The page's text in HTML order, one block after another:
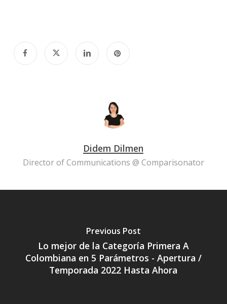
Didem Dilmen
Director of Communications @ Comparisonator
Previous Post
Lo mejor de la Categoría Primera A
Colombiana en 5 Parámetros - Apertura /
Temporada 2022 Hasta Ahora